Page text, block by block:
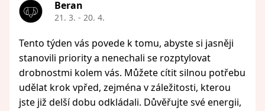
Beran
21. 3. - 20. 4.
Tento týden vás povede k tomu, abyste si jasněji
stanovili priority a nenechali se rozptylovat
drobnostmi kolem vás. Můžete cítit silnou potřebu
udělat krok vpřed, zejména v záležitosti, kterou
jste již delší dobu odkládali. Důvěřujte své energii,